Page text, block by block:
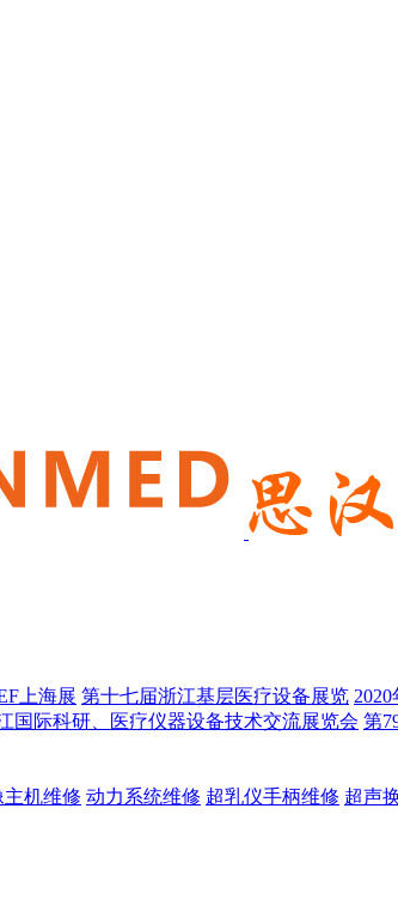
上海展 第十七届浙江基层医疗设备展览
国际科研、医疗仪器设备技术交流展览会 第
主机维修 动力系统维修 超乳仪手柄维修 超声